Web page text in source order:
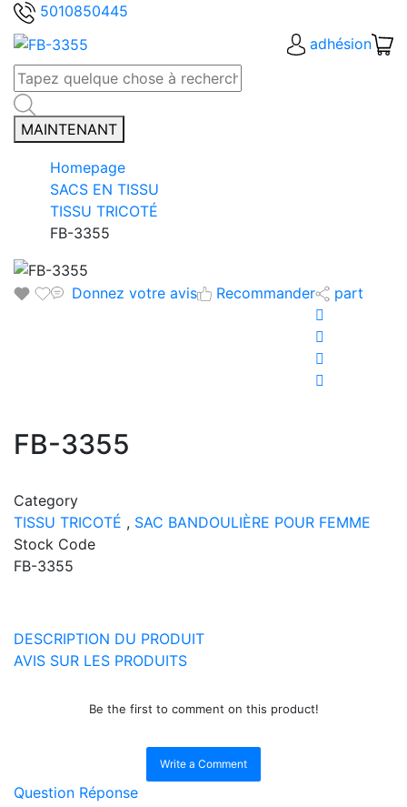
5010850445
MAINTENANT
adhésion
Homepage
SACS EN TISSU
TISSU TRICOTÉ
FB-3355
Donnez votre avis Recommander part
FB-3355
Category
TISSU TRICOTÉ , SAC BANDOULIÈRE POUR FEMME
Stock Code
FB-3355
DESCRIPTION DU PRODUIT
AVIS SUR LES PRODUITS
Be the first to comment on this product!
Write a Comment
Question Réponse